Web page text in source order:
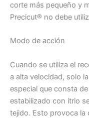
corte más pequeño y
Precicut® no debe
Modo de acción
Cuando se utiliza el
a alta velocidad, solo
especial que consta
estabilizado con itrio
tejido. Esto provoca la